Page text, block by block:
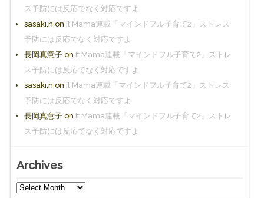
ス予防には反応でなく対応ですよ
sasaki,n on It Mama連載「マインドフル子育て2」ストレス
予防には反応でなく対応ですよ
長岡真意子on It Mama連載「マインドフル子育て2」ストレ
ス予防には反応でなく対応ですよ
sasaki,n on It Mama連載「マインドフル子育て2」ストレス
予防には反応でなく対応ですよ
長岡真意子on It Mama連載「マインドフル子育て2」ストレ
ス予防には反応でなく対応ですよ
Archives